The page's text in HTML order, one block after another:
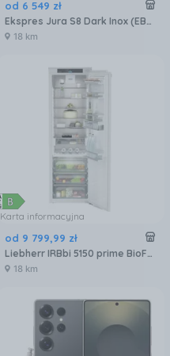
od 6 549 zł
Ekspres Jura S8 Dark Inox (EB) 15480
18 km
Karta informacyjna
od 9 799,99 zł
Liebherr IRBbi 5150 prime BioFresh
18 km